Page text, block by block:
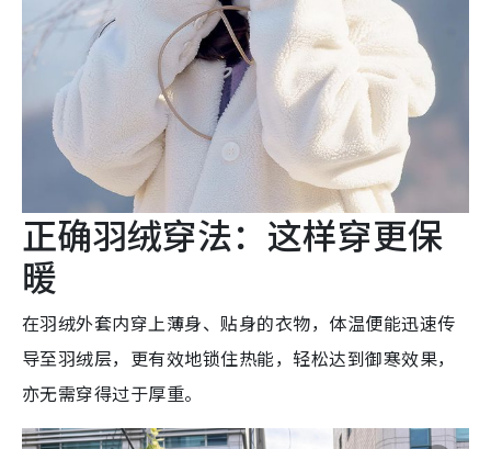
正确羽绒穿法：这样穿更保
暖
在羽绒外套内穿上薄身、贴身的衣物，体温便能迅速传
导至羽绒层，更有效地锁住热能，轻松达到御寒效果，
亦无需穿得过于厚重。